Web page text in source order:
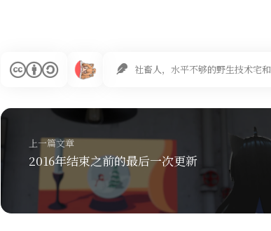
社畜人，水平不够的野生技术宅
上一篇文章
2016年结束之前的最后一次更新